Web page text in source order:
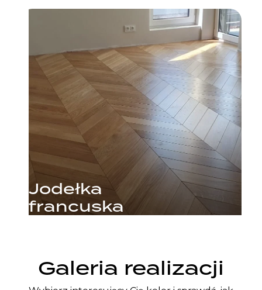
Jodełka
francuska
Galeria realizacji